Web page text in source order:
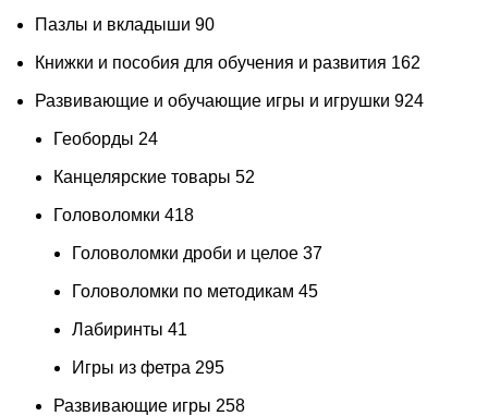
Пазлы и вкладыши 90
Книжки и пособия для обучения и развития 162
Развивающие и обучающие игры и игрушки 924
Геоборды 24
Канцелярские товары 52
Головоломки 418
Головоломки дроби и целое 37
Головоломки по методикам 45
Лабиринты 41
Игры из фетра 295
Развивающие игры 258